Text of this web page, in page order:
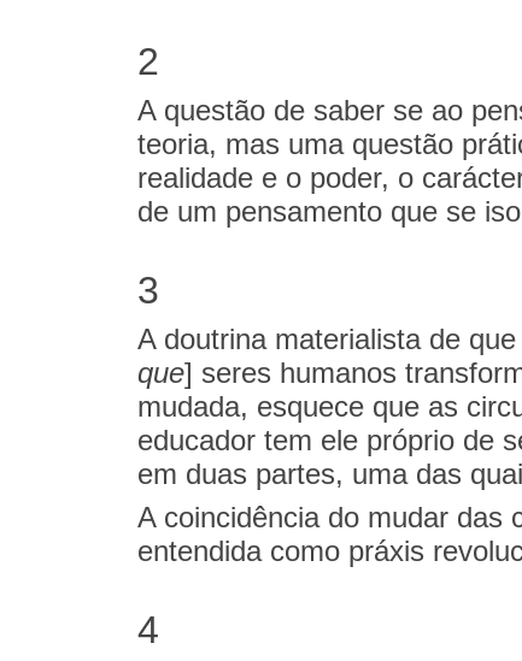
2
A questão de saber se ao
teoria, mas uma questão
realidade e o poder, o
de um pensamento que se
3
A doutrina materialista de
que] seres humanos
mudada, esquece que as
educador tem ele próprio de
em duas partes, uma das
A coincidência do mudar das
entendida como práxis
4